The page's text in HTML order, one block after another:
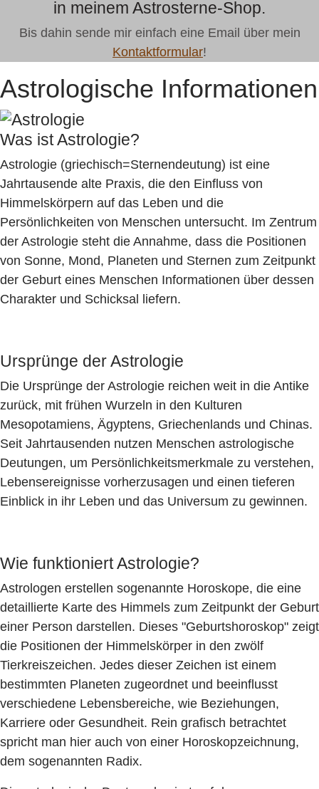
in meinem Astrosterne-Shop.
Bis dahin sende mir einfach eine Email über mein
Kontaktformular!
Astrologische Informationen
Was ist Astrologie?
Astrologie (griechisch=Sternendeutung) ist eine
Jahrtausende alte Praxis, die den Einfluss von
Himmelskörpern auf das Leben und die
Persönlichkeiten von Menschen untersucht. Im Zentrum
der Astrologie steht die Annahme, dass die Positionen
von Sonne, Mond, Planeten und Sternen zum Zeitpunkt
der Geburt eines Menschen Informationen über dessen
Charakter und Schicksal liefern.
Ursprünge der Astrologie
Die Ursprünge der Astrologie reichen weit in die Antike
zurück, mit frühen Wurzeln in den Kulturen
Mesopotamiens, Ägyptens, Griechenlands und Chinas.
Seit Jahrtausenden nutzen Menschen astrologische
Deutungen, um Persönlichkeitsmerkmale zu verstehen,
Lebensereignisse vorherzusagen und einen tieferen
Einblick in ihr Leben und das Universum zu gewinnen.
Wie funktioniert Astrologie?
Astrologen erstellen sogenannte Horoskope, die eine
detaillierte Karte des Himmels zum Zeitpunkt der Geburt
einer Person darstellen. Dieses "Geburtshoroskop" zeigt
die Positionen der Himmelskörper in den zwölf
Tierkreiszeichen. Jedes dieser Zeichen ist einem
bestimmten Planeten zugeordnet und beeinflusst
verschiedene Lebensbereiche, wie Beziehungen,
Karriere oder Gesundheit. Rein grafisch betrachtet
spricht man hier auch von einer Horoskopzeichnung,
dem sogenannten Radix.